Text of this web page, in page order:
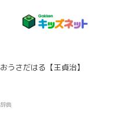
おうさだはる【王貞治】
辞典